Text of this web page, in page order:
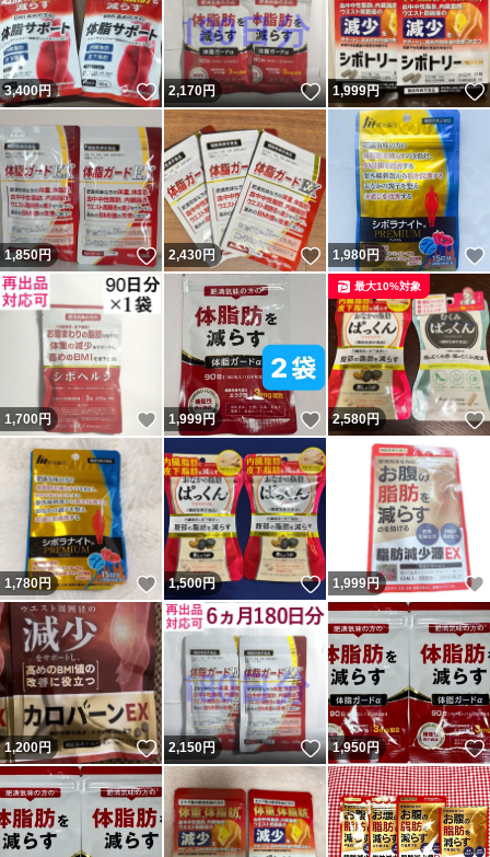
3,400円 いいね！
2,170円 いいね！
1,999円
1,850円 いいね！
2,430円 いいね！
1,980円
1,700円 いいね！
1,999円 いいね！
2,580円
最大10%対象
1,780円 いいね！
1,500円 いいね！
1,999円
1,200円 いいね！
2,150円 いいね！
1,950円